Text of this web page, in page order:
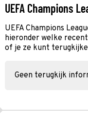
UEFA Champions
UEFA Champions
hieronder welke
of je ze kunt
Geen terugkijk